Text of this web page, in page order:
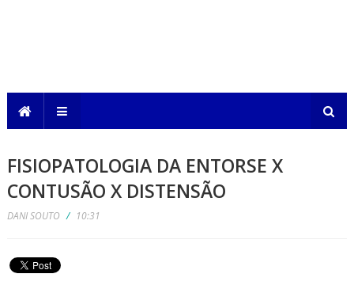
FISIOPATOLOGIA DA ENTORSE X
CONTUSÃO X DISTENSÃO
DANI SOUTO / 10:31